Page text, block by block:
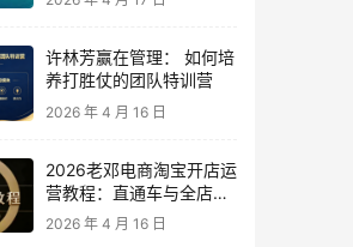
许林芳赢在管理： 如何培
养打胜仗的团队特训营
2026 年 4 月 16 日
2026老邓电商淘宝开店运
营教程：直通车与全店推
广系统课
2026 年 4 月 16 日